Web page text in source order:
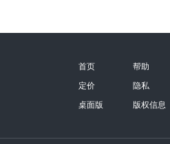
首页
定价
桌面版
帮助
隐私
版权信息